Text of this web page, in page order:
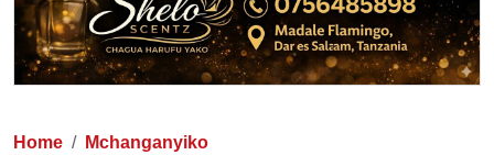
Home Mchanganyiko